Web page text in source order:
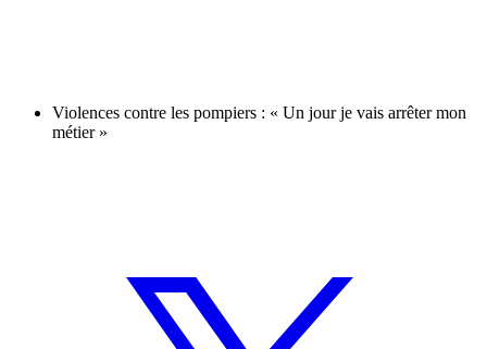
Violences contre les pompiers : « Un jour je vais arrêter mon
métier »